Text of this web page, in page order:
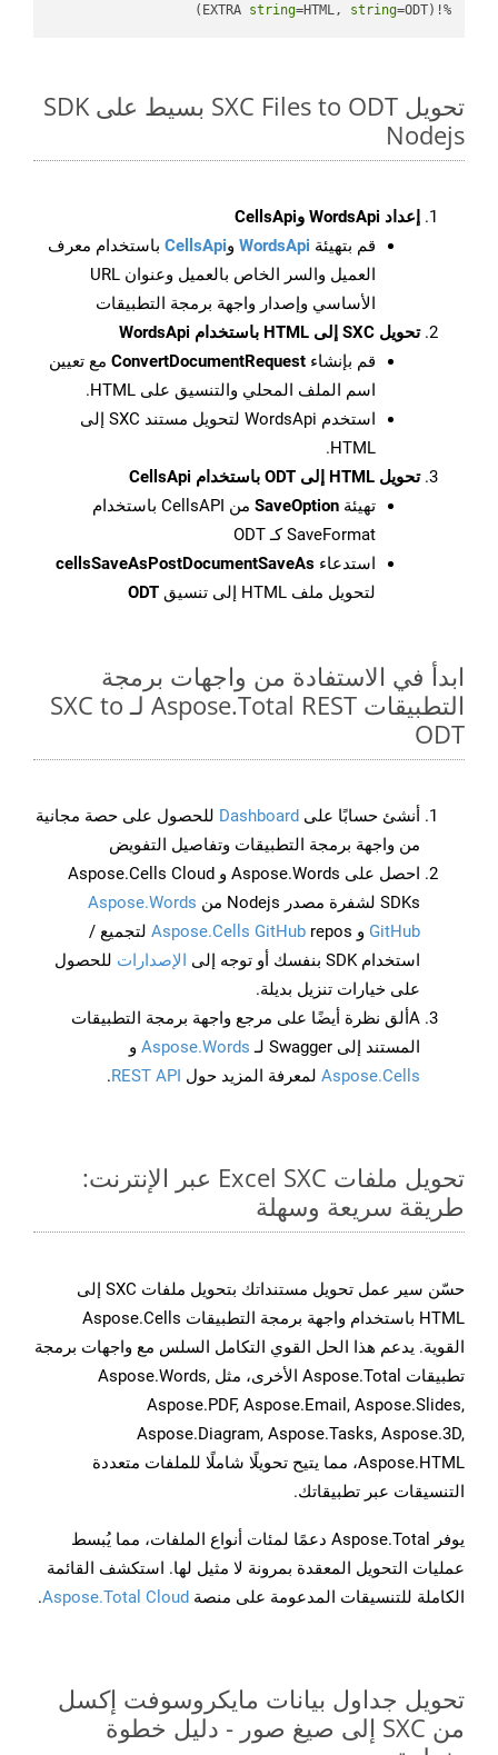
%!(EXTRA
string=HTML, string=ODT)
تحويل SXC Files to ODT بسيط على SDK
Nodejs
إعداد WordsApi وCellsApi
قم بتهيئة WordsApi وCellsApi باستخدام معرف
العميل والسر الخاص بالعميل وعنوان URL
الأساسي وإصدار واجهة برمجة التطبيقات
تحويل SXC إلى HTML باستخدام WordsApi
قم بإنشاء ConvertDocumentRequest مع تعيين
اسم الملف المحلي والتنسيق على HTML.
استخدم WordsApi لتحويل مستند SXC إلى
HTML.
تحويل HTML إلى ODT باستخدام CellsApi
تهيئة SaveOption
من CellsAPI باستخدام
SaveFormat كـ ODT
استدعاء cellsSaveAsPostDocumentSaveAs
لتحويل ملف HTML إلى تنسيق
ODT
ابدأ في الاستفادة من واجهات برمجة
التطبيقات Aspose.Total REST لـ SXC to
ODT
أنشئ حسابًا على Dashboard للحصول على حصة مجانية
من واجهة برمجة التطبيقات وتفاصيل التفويض
احصل على Aspose.Words و Aspose.Cells Cloud
SDKs لشفرة مصدر Nodejs من
Aspose.Words
GitHub و Aspose.Cells GitHub repos لتجميع /
استخدام SDK بنفسك أو توجه إلى
الإصدارات للحصول
على خيارات تنزيل بديلة.
Aألق نظرة أيضًا على مرجع واجهة برمجة التطبيقات
المستند إلى Swagger لـ
Aspose.Words و
Aspose.Cells لمعرفة المزيد حول REST API
.
تحويل ملفات Excel SXC عبر الإنترنت:
طريقة سريعة وسهلة
حسّن سير عمل تحويل مستنداتك بتحويل ملفات SXC إلى
HTML باستخدام واجهة برمجة التطبيقات Aspose.Cells
القوية. يدعم هذا الحل القوي التكامل السلس مع واجهات برمجة
تطبيقات Aspose.Total الأخرى، مثل Aspose.Words,
Aspose.PDF, Aspose.Email, Aspose.Slides,
Aspose.Diagram, Aspose.Tasks, Aspose.3D,
Aspose.HTML، مما يتيح تحويلًا شاملًا للملفات متعددة
التنسيقات عبر تطبيقاتك.
يوفر Aspose.Total دعمًا لمئات أنواع الملفات، مما يُبسط
عمليات التحويل المعقدة بمرونة لا مثيل لها. استكشف القائمة
الكاملة للتنسيقات المدعومة على منصة Aspose.Total Cloud
.
تحويل جداول بيانات مايكروسوفت إكسل
من SXC إلى صيغ صور - دليل خطوة